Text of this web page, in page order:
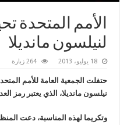
الأمم المتحدة
لنيلسون مانديلا
18 يوليو، 2013 264 زيارة
حتفلت الجمعية العامة للأمم
نيلسون مانديلا، الذي يعتبر رمز
وتكريما لهذه المناسبة، دعت